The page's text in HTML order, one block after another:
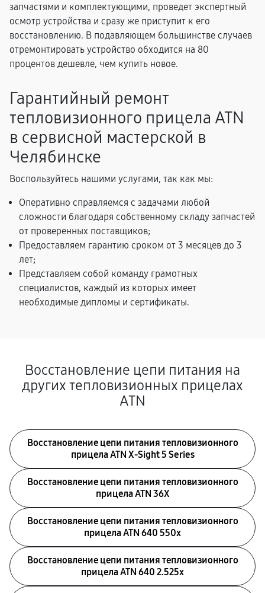
запчастями и комплектующими, проведет экспертный
осмотр устройства и сразу же приступит к его
восстановлению. В подавляющем большинстве случаев
отремонтировать устройство обходится на 80
процентов дешевле, чем купить новое.
Гарантийный ремонт
тепловизионного прицела ATN
в сервисной мастерской в
Челябинске
Воспользуйтесь нашими услугами, так как мы:
Оперативно справляемся с задачами любой
сложности благодаря собственному складу запчастей
от проверенных поставщиков;
Предоставляем гарантию сроком от 3 месяцев до 3
лет;
Представляем собой команду грамотных
специалистов, каждый из которых имеет
необходимые дипломы и сертификаты.
Восстановление цепи питания на
других тепловизионных прицелах
ATN
Восстановление цепи питания тепловизионного
прицела ATN X‑Sight 5 Series
Восстановление цепи питания тепловизионного
прицела ATN 36X
Восстановление цепи питания тепловизионного
прицела ATN 640 550x
Восстановление цепи питания тепловизионного
прицела ATN 640 2.525x